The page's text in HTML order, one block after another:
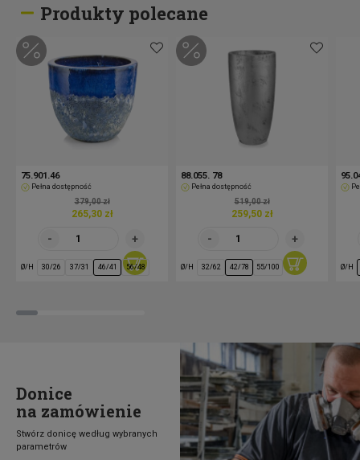
Produkty polecane
75.901.46
Pełna dostępność
379,00 zł
265,30 zł
Ø/H 30/26 37/31 46/41 56/48
88.055. 78
Pełna dostępność
519,00 zł
259,50 zł
Ø/H 32/62 42/78 55/100 Ø/H
Donice
na zamówienie
Stwórz donicę według wybranych
parametrów